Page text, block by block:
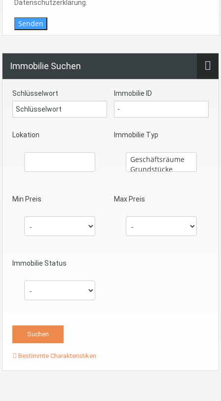
Datenschutzerklärung.
Senden
Immobilie Suchen
Schlüsselwort Immobilie ID
Lokation Immobilie Typ
Min Preis Max Preis
Immobilie Status
Bestimmte Charakteristiken